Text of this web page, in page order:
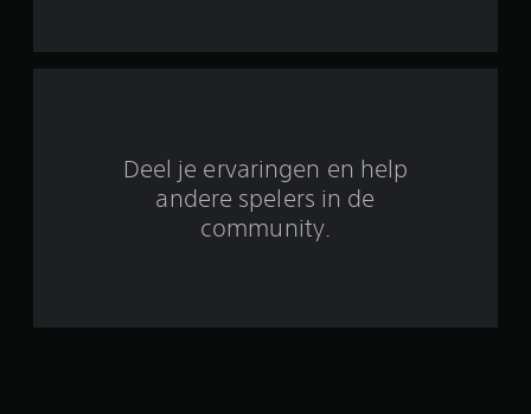
i
o
Deel je ervaringen en help
andere spelers in de
community.